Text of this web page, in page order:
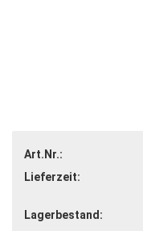
Art.Nr.:
Lieferzeit:
Lagerbestand: